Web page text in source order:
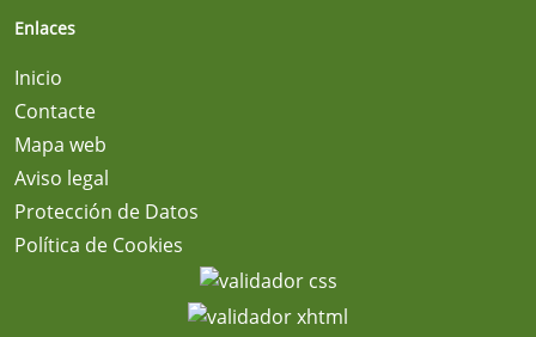
Enlaces
Inicio
Contacte
Mapa web
Aviso legal
Protección de Datos
Política de Cookies